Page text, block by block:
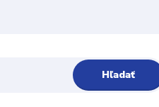
Hľadať